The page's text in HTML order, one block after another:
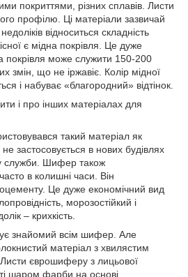
покриттями, різних сплавів. Листи
профілю. Ці матеріали зазвичай
відноситься складність
є мідна покрівля. Це дуже
покрівля може служити 150-200
змін, що не іржавіє. Колір мідної
і набуває «благородний» відтінок.
і про інших матеріалах для
такий матеріал як
застосовується в нових будівлях
служби. Шифер також
в колишні часи. Він
Це дуже економічний вид
морозостійкий і
– крихкість.
знайомий всім шифер. Але
матеріал з хвилястим
єврошиферу з лицьової
шаром фарби на основі